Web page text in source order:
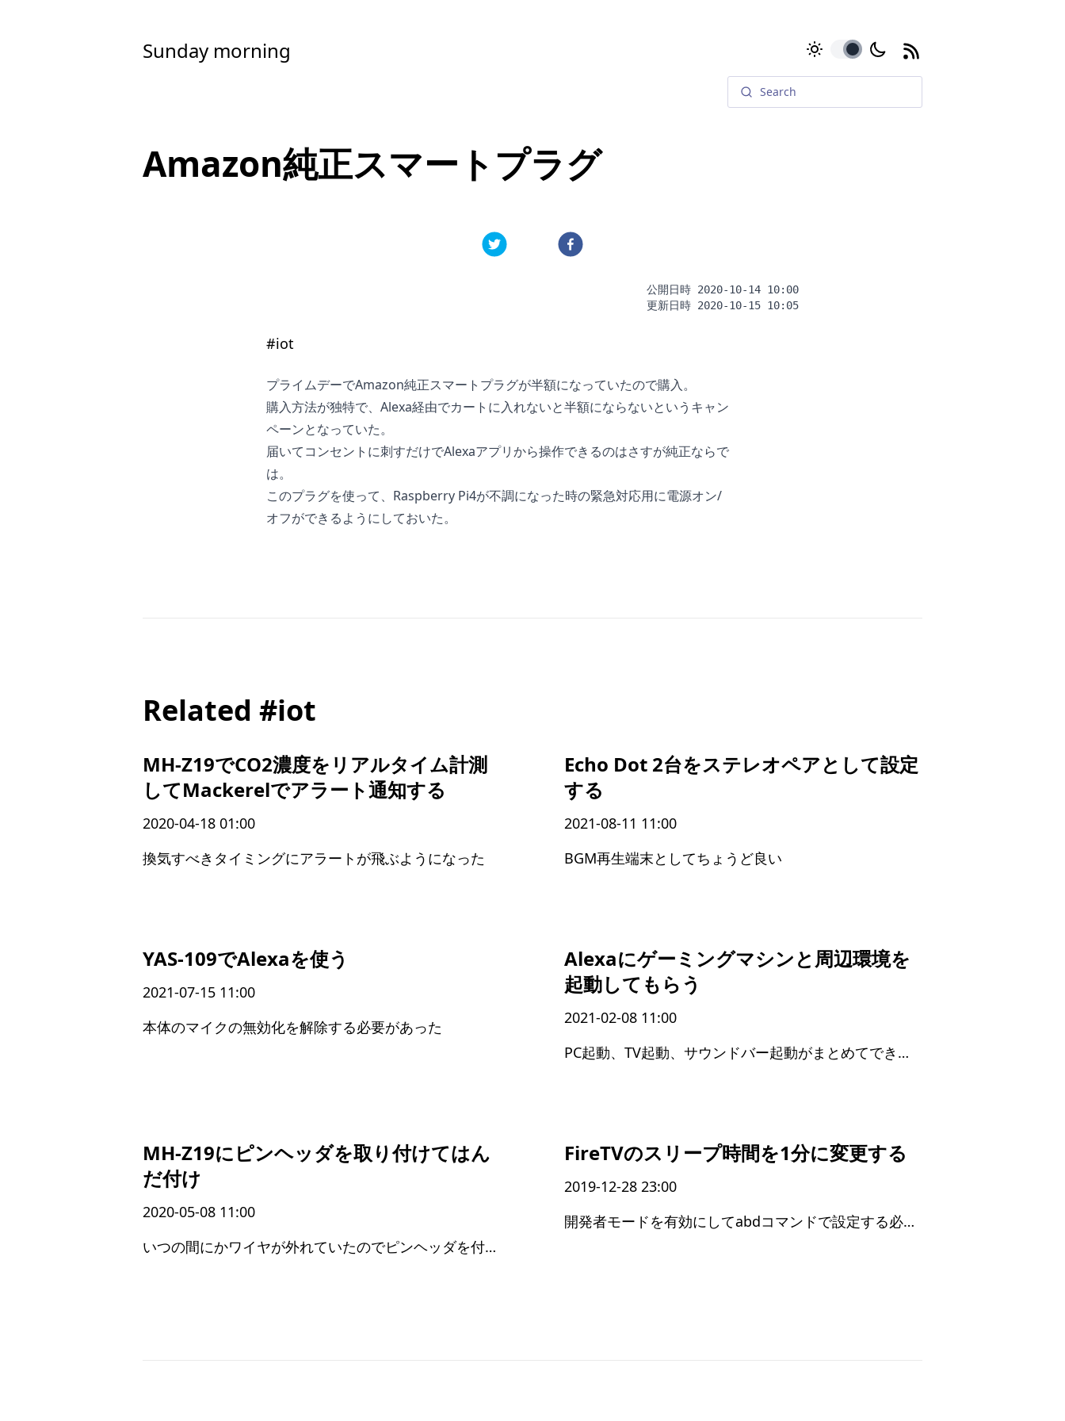
Sunday morning toggle
Amazon純正スマートプラグ
公開日時 2020-10-14 10:00
更新日時 2020-10-15 10:05
#iot
プライムデーでAmazon純正スマートプラグが半額になっていたので購入。
購入方法が独特で、Alexa経由でカートに入れないと半額にならないというキャン
ペーンとなっていた。
届いてコンセントに刺すだけでAlexaアプリから操作できるのはさすが純正ならで
は。
このプラグを使って、Raspberry Pi4が不調になった時の緊急対応用に電源オン/
オフができるようにしておいた。
Related #iot
MH-Z19でCO2濃度をリアルタイム計測
してMackerelでアラート通知する
2020-04-18 01:00
換気すべきタイミングにアラートが飛ぶようになった
Echo Dot 2台をステレオペアとして設定
する
2021-08-11 11:00
BGM再生端末としてちょうど良い
YAS-109でAlexaを使う
2021-07-15 11:00
本体のマイクの無効化を解除する必要があった
Alexaにゲーミングマシンと周辺環境を
起動してもらう
2021-02-08 11:00
PC起動、TV起動、サウンドバー起動がまとめてできるようになった
MH-Z19にピンヘッダを取り付けてはん
だ付け
2020-05-08 11:00
いつの間にかワイヤが外れていたのでピンヘッダを付けた
FireTVのスリープ時間を1分に変更する
2019-12-28 23:00
開発者モードを有効にしてabdコマンドで設定する必要があった